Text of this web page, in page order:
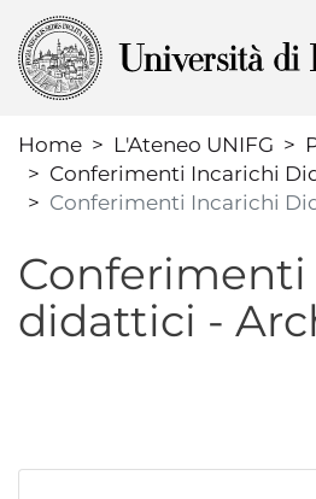
al
Home
L'Ateneo UNIFG
Conferimenti Incarichi
Conferimenti Incarichi
didattici -